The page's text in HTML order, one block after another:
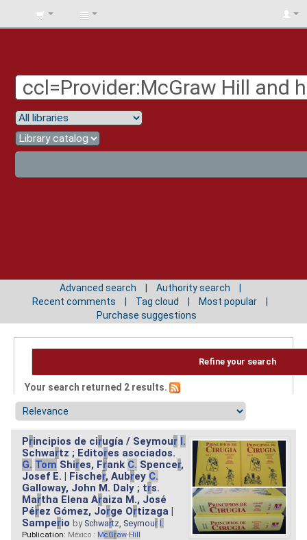
BIBLIOTECA
Advanced search
Authority search
Recent comments
Tag cloud
Most popular
Purchase suggestions
Refine your search
Your search returned 2 results.
Principios de cirugía / Seymour I.
Schwartz ; Editores asociados.
G. Tom Shires, Frank C. Spencer,
Josef E. | Fischer, Aubrey C.
Galloway, John M. Daly ; trs.
Martha Elena Araiza M., José
Pérez Gómez, Jorge Ortizaga |
Samperio by Schwartz, Seymour I.
Publication: México : McGraw-Hill